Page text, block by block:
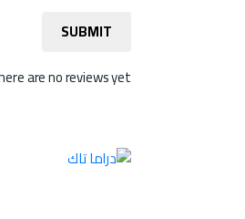
are no reviews yet.